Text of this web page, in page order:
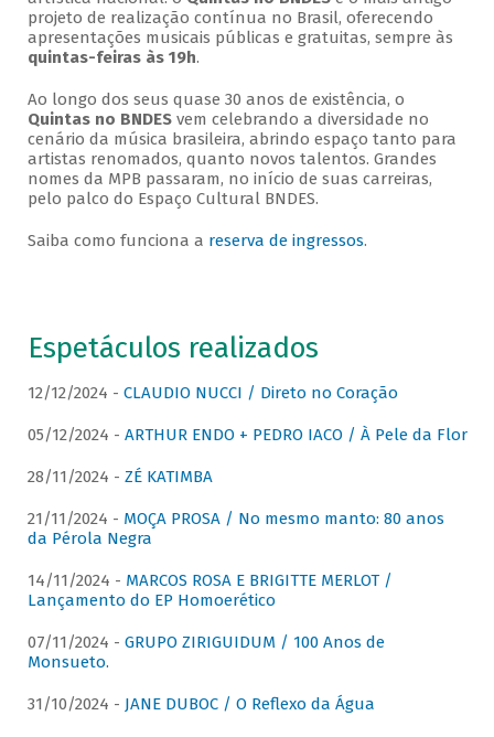
projeto de realização contínua no Brasil, oferecendo
apresentações musicais públicas e gratuitas, sempre às
quintas-feiras às 19h.
Ao longo dos seus quase 30 anos de existência, o
Quintas no BNDESvem celebrando a diversidade no
cenário da música brasileira, abrindo espaço tanto para
artistas renomados, quanto novos talentos. Grandes
nomes da MPB passaram, no início de suas carreiras,
pelo palco do Espaço Cultural BNDES.
Saiba como funciona a reserva de ingressos.
Espetáculos realizados
12/12/2024 - CLAUDIO NUCCI / Direto no Coração
05/12/2024 - ARTHUR ENDO + PEDRO IACO / À Pele da Flor
28/11/2024 - ZÉ KATIMBA
21/11/2024 - MOÇA PROSA / No mesmo manto: 80 anos
da Pérola Negra
14/11/2024 - MARCOS ROSA E BRIGITTE MERLOT /
Lançamento do EP Homoerético
07/11/2024 - GRUPO ZIRIGUIDUM / 100 Anos de
Monsueto.
31/10/2024 - JANE DUBOC / O Reflexo da Água